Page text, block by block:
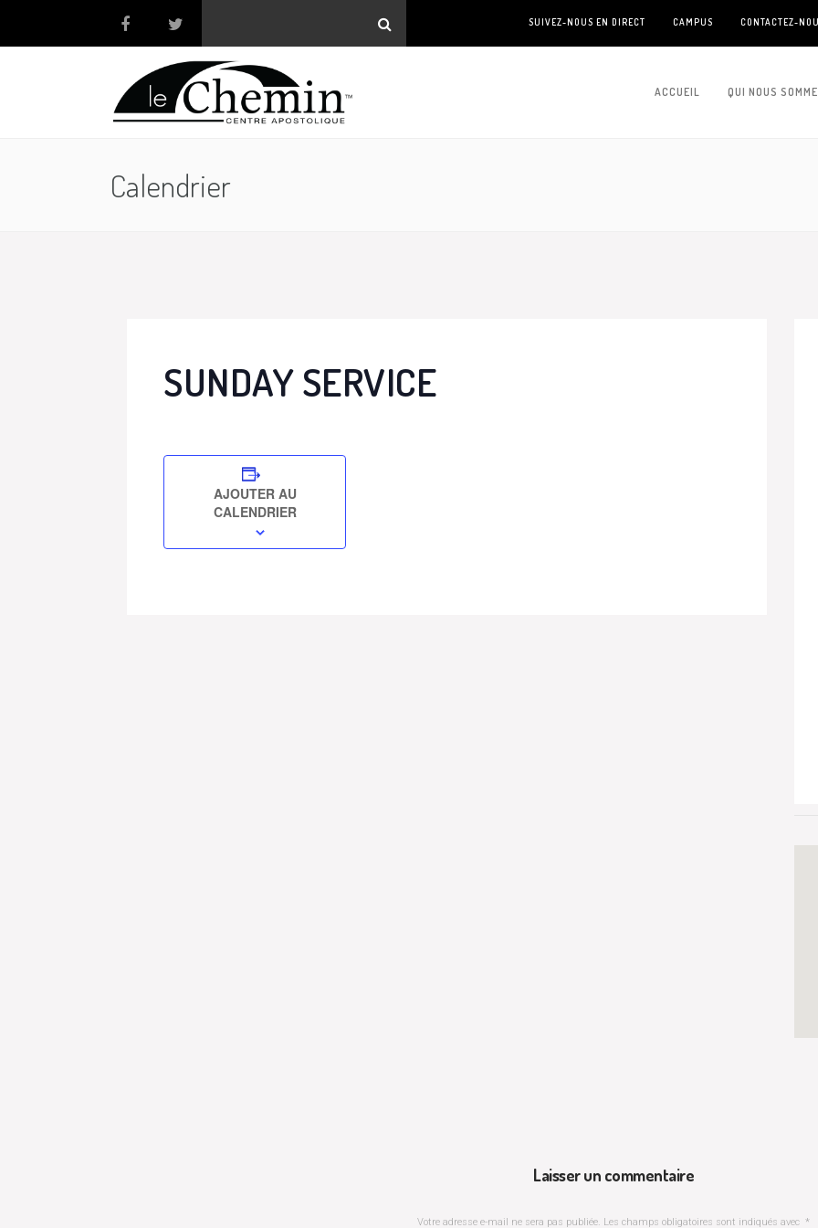
SUIVEZ-NOUS EN DIRECT CAMPUS CONTACTEZ-
ACCUEIL QUI NOUS
Calendrier
SUNDAY SERVICE
AJOUTER AU
CALENDRIER
Laisser un commentaire
Votre adresse e-mail ne sera pas publiée. Les champs obligatoires sont indiqués avec *